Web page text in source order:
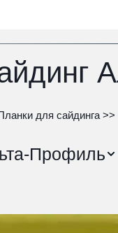
для сайдинга >>
Профиль